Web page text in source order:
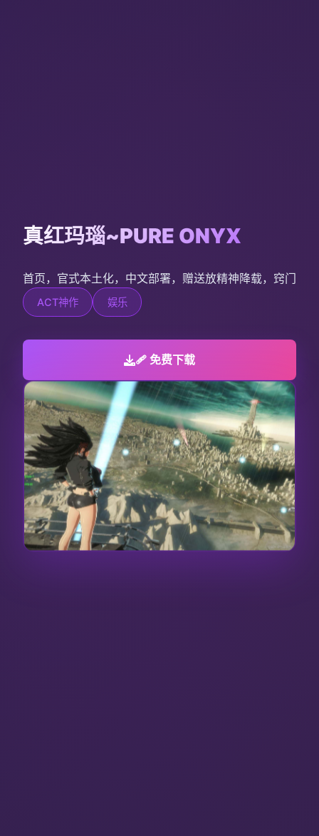
真红玛瑙~PURE ONYX
首页，官式本土化，中文部署，赠送放精神降载，窍门
ACT神作 娱乐
🩹 免费下载